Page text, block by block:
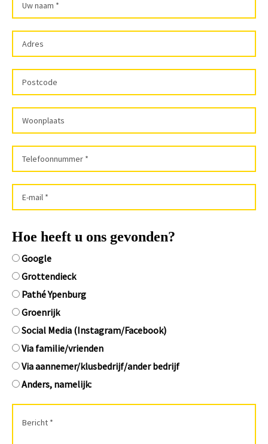
Hoe heeft u ons gevonden?
Google
Grottendieck
Pathé Ypenburg
Groenrijk
Social Media (Instagram/Facebook)
Via familie/vrienden
Via aannemer/klusbedrijf/ander bedrijf
Anders, namelijk: